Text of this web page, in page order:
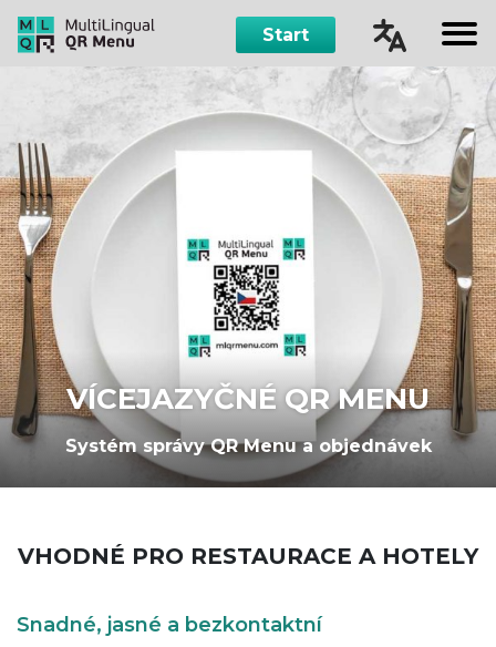
Start
Čeština
English
Русский
Español
VÍCEJAZYČNÉ QR MENU
Systém správy QR Menu a objednávek
VHODNÉ PRO RESTAURACE A HOTELY
Snadné, jasné a bezkontaktní